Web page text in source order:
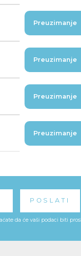
Preuzimanje
Preuzimanje
Preuzimanje
Preuzimanje
da će vaši podaci biti